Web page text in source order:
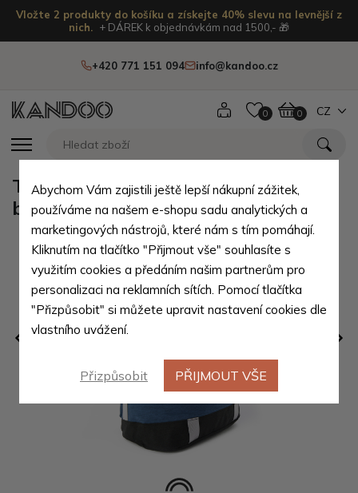
Vložte 2 produkty do košíku a získejte 40% slevu na levnější z
nich.
+ DÁREK k objednávkám nad 1500,- 🎁
+420 771 151 094 info@kandoo.cz
0 0 CZ
Tmavě modrý prostorný cestovní
batoh Raydon
Abychom Vám zajistili ještě lepší nákupní zážitek,
používáme na našem e-shopu sadu analytických a
marketingových nástrojů, které nám s tím pomáhají.
Kliknutím na tlačítko "Přijmout vše" souhlasíte s
využitím cookies a předáním našim partnerům pro
personalizaci na reklamních sítích. Pomocí tlačítka
"Přizpůsobit" si můžete upravit nastavení cookies dle
vlastního uvážení.
Přizpůsobit PŘIJMOUT VŠE